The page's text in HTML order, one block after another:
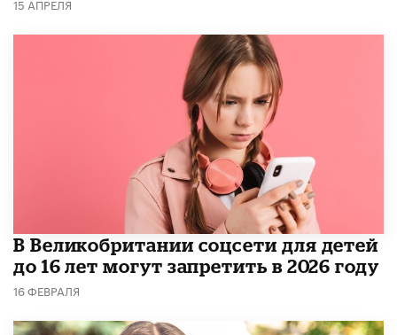
15 АПРЕЛЯ
В Великобритании соцсети для детей
до 16 лет могут запретить в 2026 году
16 ФЕВРАЛЯ